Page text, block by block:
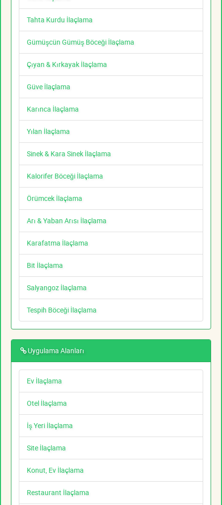
Tahta Kurdu İlaçlama
Gümüşcün Gümüş Böceği İlaçlama
Çıyan & Kırkayak İlaçlama
Güve İlaçlama
Karınca İlaçlama
Yılan İlaçlama
Sinek & Kara Sinek İlaçlama
Kalorifer Böceği İlaçlama
Örümcek İlaçlama
Arı & Yaban Arısı İlaçlama
Karafatma İlaçlama
Bit İlaçlama
Salyangoz İlaçlama
Tespih Böceği İlaçlama
Uygulama Alanları
Ev İlaçlama
Otel İlaçlama
İş Yeri İlaçlama
Site İlaçlama
Konut, Ev İlaçlama
Restaurant İlaçlama